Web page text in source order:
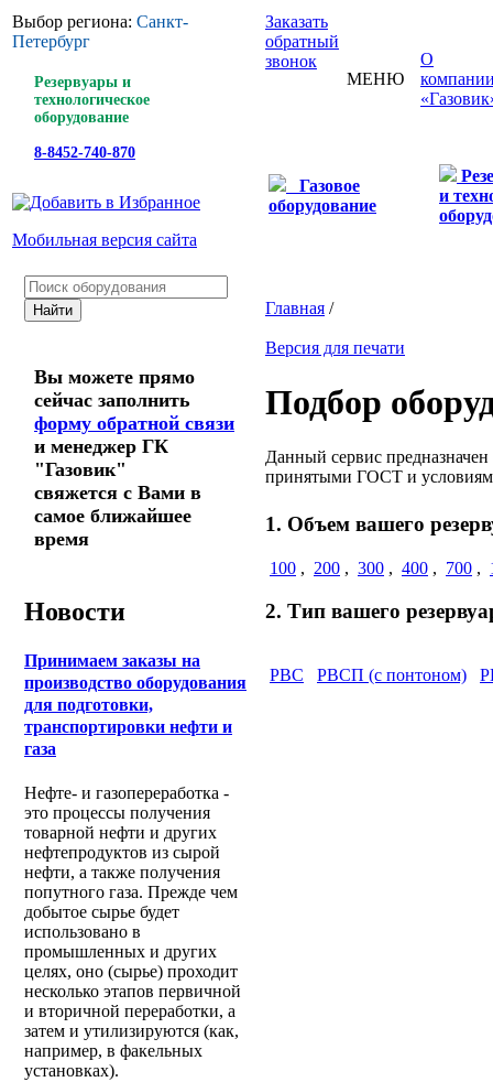
Выбор региона: Санкт-
Петербург
Резервуары и
технологическое
оборудование
8-8452-740-870
Мобильная версия сайта
Заказать
обратный
звонок
МЕНЮ
О
Газовое
оборудование
и
Вы можете прямо
сейчас заполнить
форму обратной связи
и менеджер ГК
"Газовик"
свяжется с Вами в
самое ближайшее
время
Новости
Принимаем заказы на
производство оборудования
для подготовки,
транспортировки нефти и
газа
Нефте- и газопереработка -
это процессы получения
товарной нефти и других
нефтепродуктов из сырой
нефти, а также получения
попутного газа. Прежде чем
добытое сырье будет
использовано в
промышленных и других
целях, оно (сырье) проходит
несколько этапов первичной
и вторичной переработки, а
затем и утилизируются (как,
например, в факельных
установках).
Главная /
Версия для печати
Подбор
Данный сервис
принятыми ГОСТ и
1. Объем вашего
100 , 200 , 300 , 400 , 700 ,
2. Тип вашего
РВС РВСП (с понтоном)